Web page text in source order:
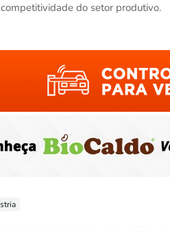
do setor produtivo.